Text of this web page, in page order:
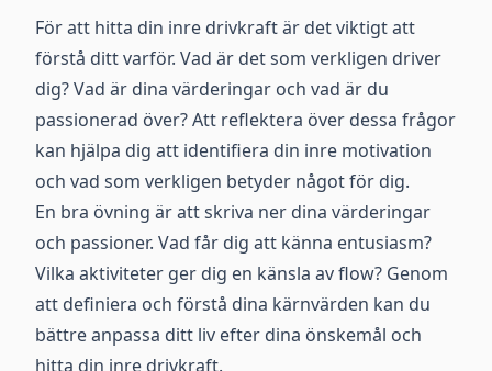
För att hitta din inre drivkraft är det viktigt att
förstå ditt varför. Vad är det som verkligen driver
dig? Vad är dina värderingar och vad är du
passionerad över? Att reflektera över dessa frågor
kan hjälpa dig att identifiera din inre motivation
och vad som verkligen betyder något för dig.
En bra övning är att skriva ner dina värderingar
och passioner. Vad får dig att känna entusiasm?
Vilka aktiviteter ger dig en känsla av flow? Genom
att definiera och förstå dina kärnvärden kan du
bättre anpassa ditt liv efter dina önskemål och
hitta din inre drivkraft.